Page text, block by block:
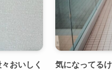
おいしく
気になってる